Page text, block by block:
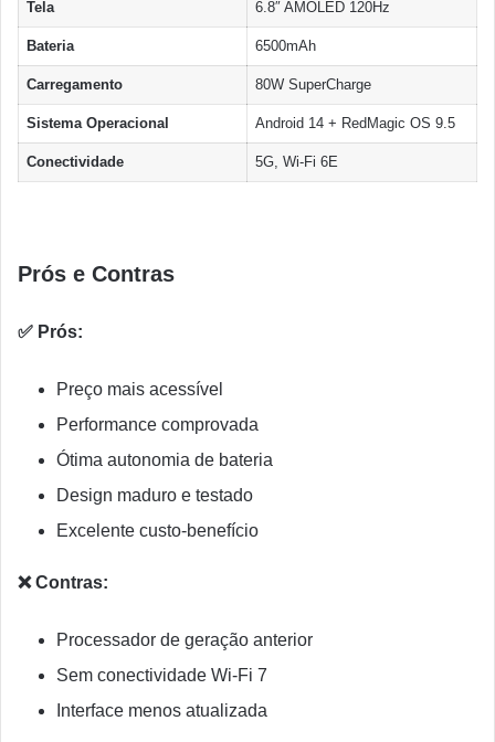
Tela 6.8″ AMOLED 120Hz
Bateria 6500mAh
Carregamento 80W SuperCharge
Sistema Operacional Android 14 + RedMagic OS 9.5
Conectividade 5G, Wi-Fi 6E
Prós e Contras
✅ Prós:
Preço mais acessível
Performance comprovada
Ótima autonomia de bateria
Design maduro e testado
Excelente custo-benefício
❌ Contras:
Processador de geração anterior
Sem conectividade Wi-Fi 7
Interface menos atualizada